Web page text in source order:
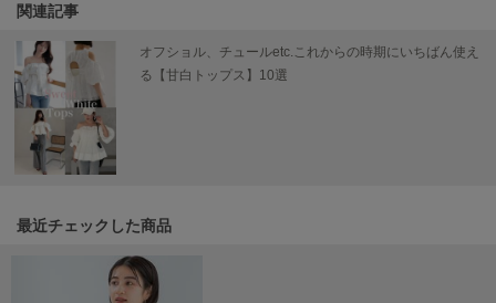
スペルガ
swanë
スワネ
関連記事
オフショル、チュールetc.これからの時期にいちばん使え
る【甘白トップス】10選
最近チェックした商品